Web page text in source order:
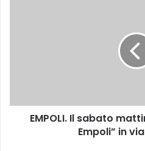
l
EMPOLI. Il sabato
Empoli” in